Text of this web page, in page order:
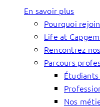
En savoir plus
Pourquoi
Life at
Rencontrez
Parcours
Nos